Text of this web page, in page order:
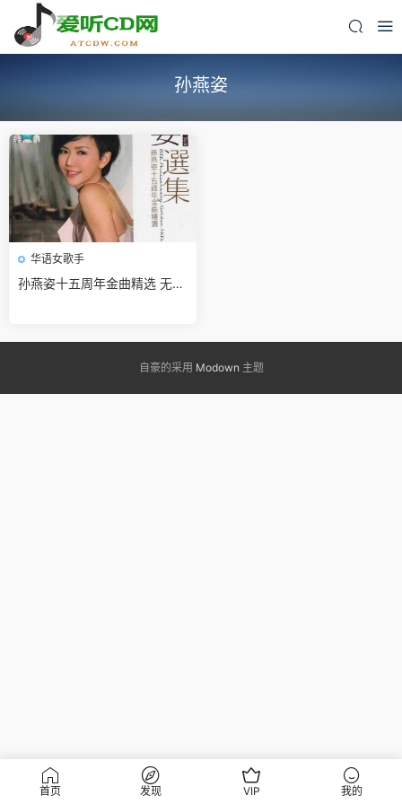
孙燕姿
华语女歌手
孙燕姿十五周年金曲精选 无损
自豪的采用 Modown 主题
首页 发现 VIP 我的